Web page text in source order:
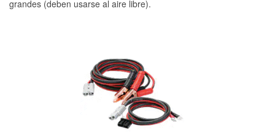
grandes (deben usarse al aire libre).